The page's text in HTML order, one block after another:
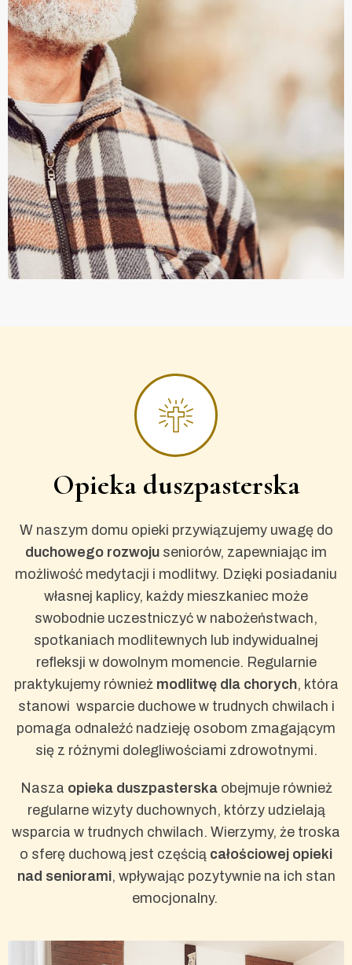
Opieka duszpasterska
W naszym domu opieki przywiązujemy uwagę do
duchowego rozwoju seniorów, zapewniając im
możliwość medytacji i modlitwy. Dzięki posiadaniu
własnej kaplicy, każdy mieszkaniec może
swobodnie uczestniczyć w nabożeństwach,
spotkaniach modlitewnych lub indywidualnej
refleksji w dowolnym momencie. Regularnie
praktykujemy również modlitwę dla chorych, która
stanowi wsparcie duchowe w trudnych chwilach i
pomaga odnaleźć nadzieję osobom zmagającym
się z różnymi dolegliwościami zdrowotnymi.
Nasza opieka duszpasterskaobejmuje również
regularne wizyty duchownych, którzy udzielają
wsparcia w trudnych chwilach. Wierzymy, że troska
o sferę duchową jest częścią całościowej opieki
nad seniorami, wpływając pozytywnie na ich stan
emocjonalny.